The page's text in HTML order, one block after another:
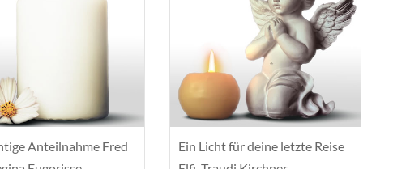
Anteilnahme Fred
Ein Licht für deine letzte Reise